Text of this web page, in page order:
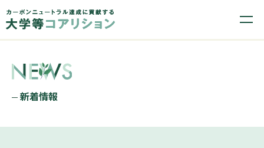
新着情報